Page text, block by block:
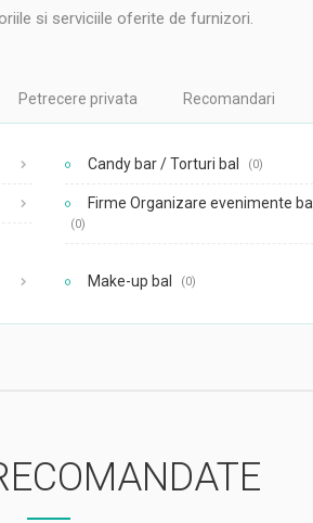
si serviciile oferite de furnizori.
Petrecere privata Recomandari
Candy bar / Torturi bal (0)
Firme Organizare evenimente bal
(0)
Make-up bal (0)